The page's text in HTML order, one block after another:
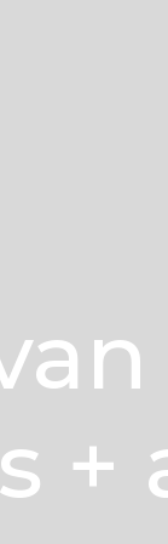
+